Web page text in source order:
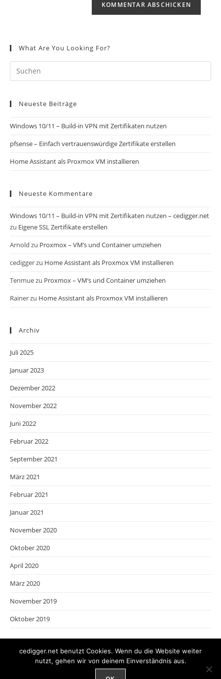
What Are You Looking For?
Neueste Beiträge
Windows 10/11 – Build-in VPN mit Zertifikaten nutzen
pfsense – Einfach vertrauenswürdige Zertifikate erstellen
Home Assistant als Proxmox VM installieren
Neueste Kommentare
Windows 10/11 – Build-in VPN mit Zertifikaten nutzen – cedigger.net
zu Eigene SSL Zertifikate erstellen
Arnold zu Proxmox – VM’s und Container umziehen
cediggerzu Home Assistant als Proxmox VM installieren
Tenmuezu Proxmox – VM’s und Container umziehen
Rainerzu Home Assistant als Proxmox VM installieren
Archiv
Juli 2025
Januar 2023
Dezember 2022
November 2022
Juni 2022
Februar 2022
September 2021
März 2021
Februar 2021
Januar 2021
November 2020
Oktober 2020
April 2020
März 2020
November 2019
Oktober 2019
cedigger.net benutzt Cookies. Wenn du die Website weiter
nutzt, gehen wir von deinem Einverständnis aus.